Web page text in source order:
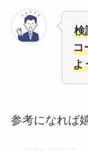
検
コ
よ
参考になれば